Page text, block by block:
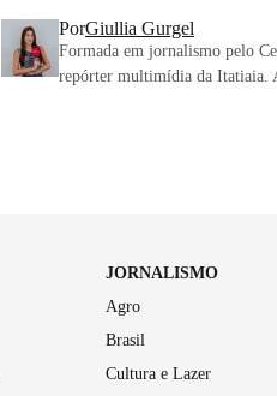
PorGiullia Gurgel
Formada em jornalismo pelo
repórter multimídia da Itatiaia.
JORNALISMO
Agro
Brasil
Cultura e Lazer